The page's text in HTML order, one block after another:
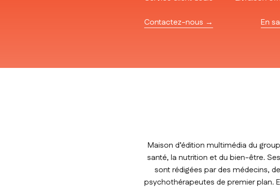
Contactez-nous → En
Maison d’édition multimédia du
santé, la nutrition et du bien-être.
sont rédigées par des médecins,
psychothérapeutes de premier plan.